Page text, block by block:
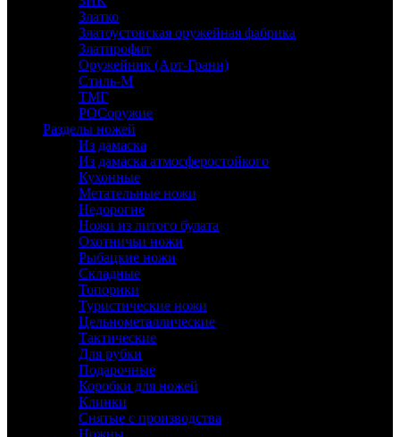
Златко
Златоустовская оружейная фабрика
Златпрофит
Оружейник (Арт-Грани)
Стиль-М
ТМГ
РОСоружие
Разделы ножей
Из дамаска
Из дамаска атмосферостойкого
Кухонные
Метательные ножи
Недорогие
Ножи из литого булата
Охотничьи ножи
Рыбацкие ножи
Складные
Топорики
Туристические ножи
Цельнометаллические
Тактические
Для рубки
Подарочные
Коробки для ножей
Клинки
Снятые с производства
Ножны